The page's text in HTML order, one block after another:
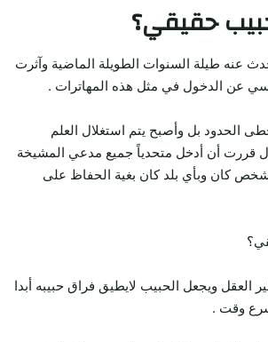
حقيقي؟
عنه طيلة السنوات الطويلة الماضية وآثرت
عن الدخول في مثل هذه المهاترات .
الحدود بل وأصبح يتم استغلال العلم
قررت أن أدخل متحدياً جميع مدعي المشيخة
كان وبأي بلد كان بغية الحفاظ على
العقل ويجعل الحبيب لايطيق فراق حبيبه أبدا
وقت .